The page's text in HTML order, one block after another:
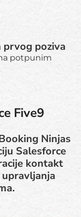
prvog poziva
potpunim
Five9
Ninjas
Salesforce
kontakt